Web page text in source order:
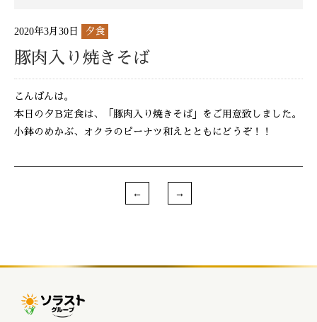
2020年3月30日 夕食
豚肉入り焼きそば
こんばんは。
本日の夕Ｂ定食は、「豚肉入り焼きそば」をご用意致しました。
小鉢のめかぶ、オクラのピーナツ和えとともにどうぞ！！